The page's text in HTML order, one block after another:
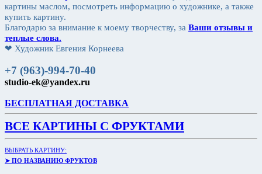
картины маслом, посмотреть информацию о художнике, а также
купить картину.
Благодарю за внимание к моему творчеству, за Ваши отзывы и
теплые слова.
❤ Художник Евгения Корнеева
+7 (963)-994-70-40
studio-ek@yandex.ru
БЕСПЛАТНАЯ ДОСТАВКА
ВСЕ КАРТИНЫ С ФРУКТАМИ
ВЫБРАТЬ КАРТИНУ:
➤ ПО НАЗВАНИЮ ФРУКТОВ